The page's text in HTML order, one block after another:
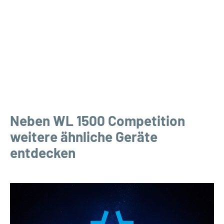
Neben WL 1500 Competition
weitere ähnliche Geräte
entdecken